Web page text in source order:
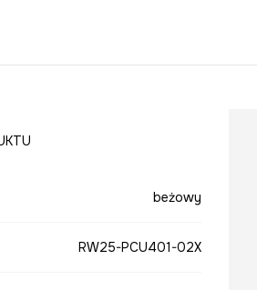
beżowy
RW25-PCU401-02X